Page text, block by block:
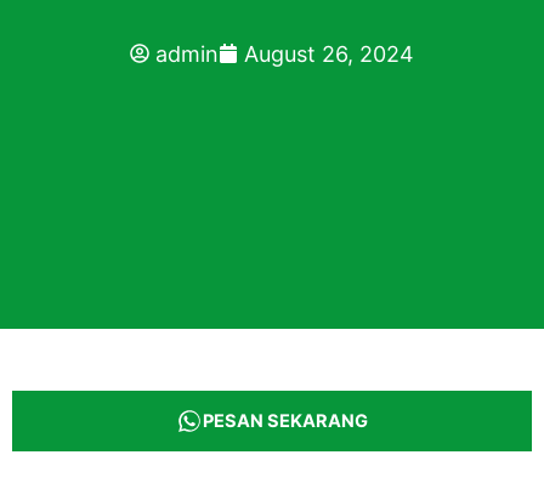
admin August 26, 2024
PESAN SEKARANG